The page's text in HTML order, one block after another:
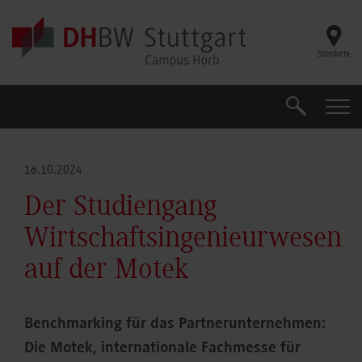
Skip to main content
Standorte
Suche
16.10.2024
Der Studiengang
Wirtschaftsingenieurwesen
auf der Motek
Benchmarking für das Partnerunternehmen:
Die Motek, internationale Fachmesse für